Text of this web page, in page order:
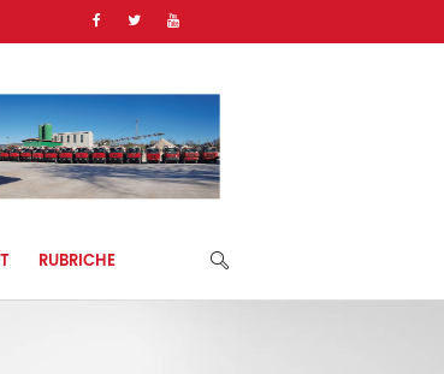
RUBRICHE